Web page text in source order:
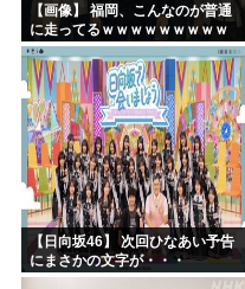
【画像】 福岡、こんなのが普通
に走ってるｗｗｗｗｗｗｗｗｗ
ｗｗｗｗｗｗｗ
【日向坂46】 次回ひなあい予告
にまさかの文字が・・・